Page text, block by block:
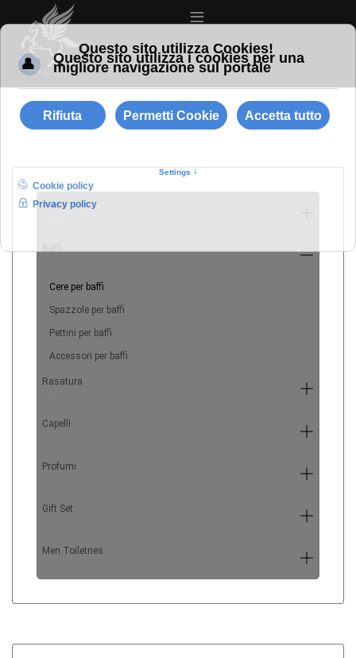
≡
Barba
Baffi
Cere per baffi
Spazzole per baffi
Pettini per baffi
Accessori per baffi
Rasatura
Capelli
Profumi
Gift Set
Men Toiletries